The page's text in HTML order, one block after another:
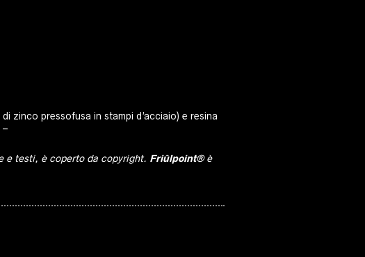
zinco pressofusa in stampi d’acciaio) e resina
–
e testi, è coperto da copyright. Friûlpoint®è